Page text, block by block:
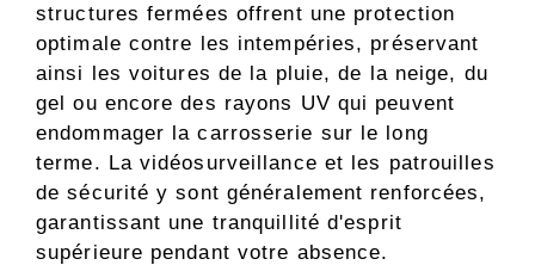
structures fermées offrent une protection
optimale contre les intempéries, préservant
ainsi les voitures de la pluie, de la neige, du
gel ou encore des rayons UV qui peuvent
endommager la carrosserie sur le long
terme. La vidéosurveillance et les patrouilles
de sécurité y sont généralement renforcées,
garantissant une tranquillité d'esprit
supérieure pendant votre absence.